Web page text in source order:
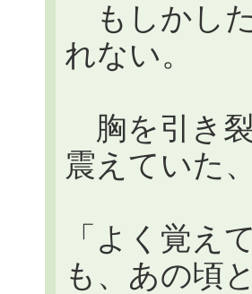
もしかし
れない。
胸を引き
震えていた
「よく覚
も、あの頃